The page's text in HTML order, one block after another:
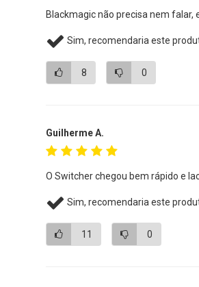
Blackmagic não precisa nem falar,
Sim, recomendaria este
8 0
Guilherme A.
O Switcher chegou bem rápido e
Sim, recomendaria este
11 0